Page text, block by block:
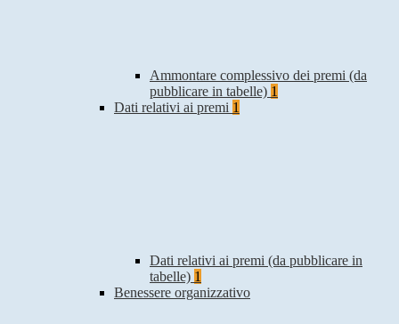
Ammontare complessivo dei premi (da
pubblicare in tabelle) 1
Dati relativi ai premi 1
Dati relativi ai premi (da pubblicare in
tabelle) 1
Benessere organizzativo